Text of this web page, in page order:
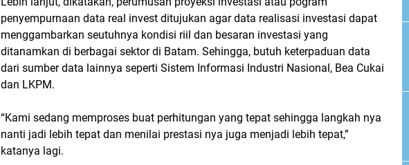
penyempurnaan data real invest ditujukan agar data realisasi investasi dapat
menggambarkan seutuhnya kondisi riil dan besaran investasi yang
ditanamkan di berbagai sektor di Batam. Sehingga, butuh keterpaduan data
dari sumber data lainnya seperti Sistem Informasi Industri Nasional, Bea Cukai
dan LKPM.
“Kami sedang memproses buat perhitungan yang tepat sehingga langkah nya
nanti jadi lebih tepat dan menilai prestasi nya juga menjadi lebih tepat,”
katanya lagi.